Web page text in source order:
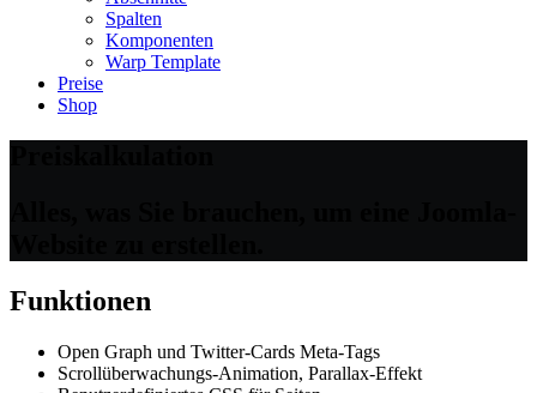
Spalten
Komponenten
Warp Template
Preise
Shop
Funktionen
Open Graph und Twitter-Cards Meta-Tags
Scrollüberwachungs-Animation, Parallax-Effekt